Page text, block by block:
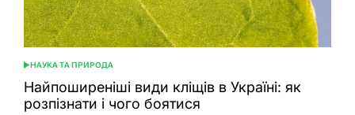
ОПУБЛІКУВАТИ
У
НАУКА ТА ПРИРОДА
Найпоширеніші види кліщів в Україні: як
розпізнати і чого боятися